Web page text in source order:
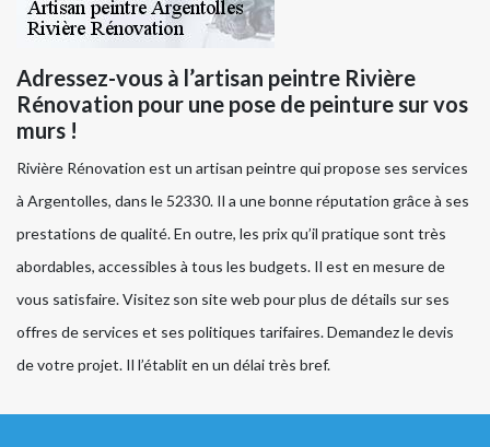
Adressez-vous à l’artisan peintre Rivière
Rénovation pour une pose de peinture sur vos
murs !
Rivière Rénovation est un artisan peintre qui propose ses services
à Argentolles, dans le 52330. Il a une bonne réputation grâce à ses
prestations de qualité. En outre, les prix qu’il pratique sont très
abordables, accessibles à tous les budgets. Il est en mesure de
vous satisfaire. Visitez son site web pour plus de détails sur ses
offres de services et ses politiques tarifaires. Demandez le devis
de votre projet. Il l’établit en un délai très bref.